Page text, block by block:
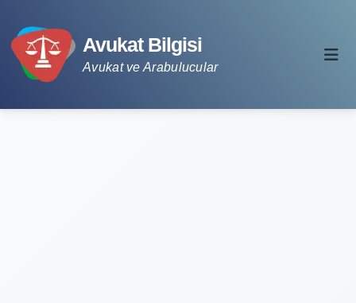
Avukat Bilgisi
Avukat ve Arabulucular